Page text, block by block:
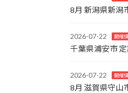
8月 新潟県新潟
2026-07-22 開催
千葉県浦安市
2026-07-22 開催
8月 滋賀県守山